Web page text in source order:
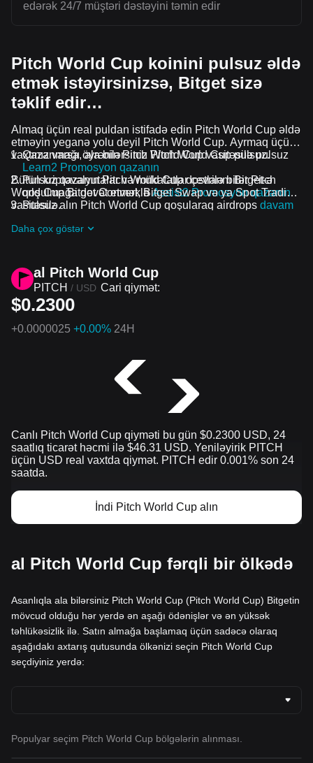
edərək 24/7 müştəri dəstəyini təmin edir
Pitch World Cup koinini pulsuz əldə
etmək istəyirsinizsə, Bitget sizə
təklif edir…
Almaq üçün real puldan istifadə edin Pitch World Cup əldə
etməyin yeganə yolu deyil Pitch World Cup. Ayrmaq üçün
vaxtınız varsa, ala bilərsiniz Pitch World Cup pulsuz.
Qazanmağı öyrənin Pitch World Cup vasitəsilə pulsuz
Learn2 Promosyon qazanın
Pulsuz qazanın Pitch World Cup dostlarını Bitget-ə
qoşulmağa dəvət etməkləAssist2 Promosyon qazanın
Pulsuz alın Pitch World Cup qoşularaq airdrops davam
Bütün kriptovalyutalar və mükafatlar çevrilə bilər Pitch
World Cup Bitget Convert, Bitget Swap və ya Spot Trading
vasitəsilə.
Daha çox göstər
al Pitch World Cup
PITCH / USD Cari qiymət:
$0.2300
+0.0000025 +0.00% 24H
Canlı Pitch World Cup qiyməti bu gün $0.2300 USD, 24
saatlıq ticarət həcmi ilə $46.31 USD. Yeniləyirik PITCH
üçün USD real vaxtda qiymət. PITCH edir 0.001% son 24
saatda.
İndi Pitch World Cup alın
al Pitch World Cup fərqli bir ölkədə
Asanlıqla ala bilərsiniz Pitch World Cup (Pitch World Cup) Bitgetin
mövcud olduğu hər yerdə ən aşağı ödənişlər və ən yüksək
təhlükəsizlik ilə. Satın almağa başlamaq üçün sadəcə olaraq
aşağıdakı axtarış qutusunda ölkənizi seçin Pitch World Cup
seçdiyiniz yerdə:
Populyar seçim Pitch World Cup bölgələrin alınması.